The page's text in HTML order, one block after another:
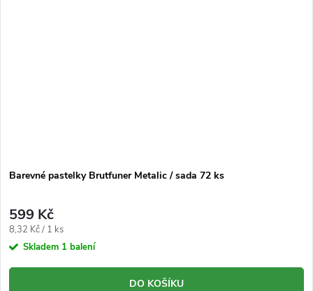
Barevné pastelky Brutfuner Metalic / sada 72 ks
599 Kč
Měrná
cena:
8,32 Kč / 1 ks
Skladem 1 balení
DO KOŠÍKU